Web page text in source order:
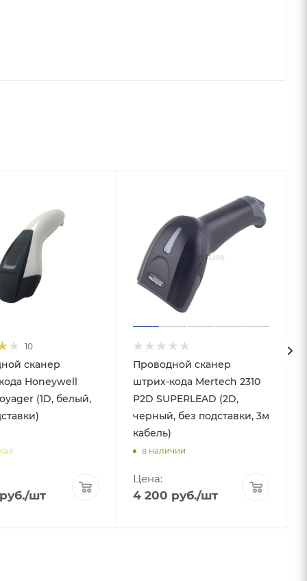
10
сканер
Honeywell
(1D, белый,
руб./шт
Проводной сканер
штрих-кода Mertech 2310
P2D SUPERLEAD (2D,
черный, без подставки, 3м
кабель)
в наличии
Цена:
4 200 руб./шт